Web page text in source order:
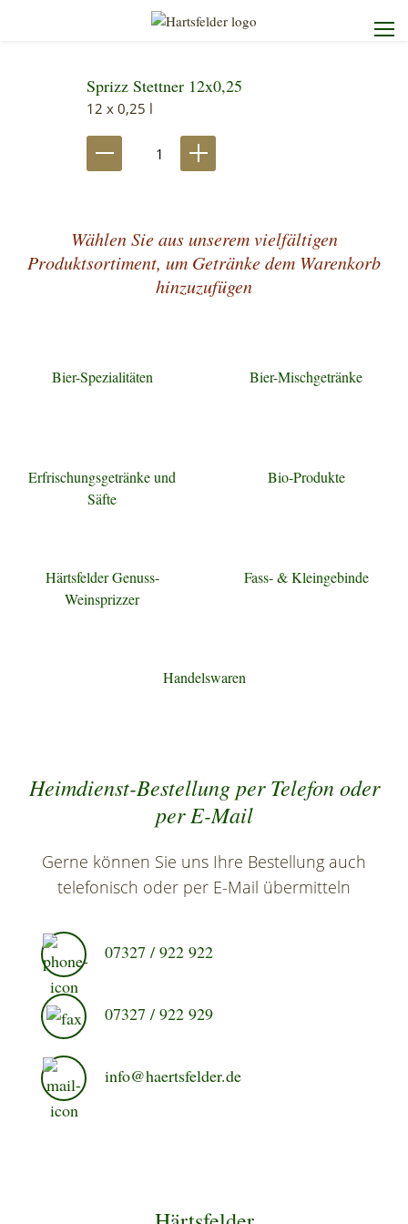
Startseite
Die Brauerei
Unser Service
Sprizz Stettner 12x0,25
12 x 0,25 l
Wählen Sie aus unserem vielfältigen
Produktsortiment, um Getränke dem Warenkorb
hinzuzufügen
Bier-Spezialitäten Bier-Mischgetränke
Erfrischungsgetränke und
Säfte
Bio-Produkte
Härtsfelder Genuss-
Weinsprizzer
Fass- & Kleingebinde
Handelswaren
Heimdienst-Bestellung per Telefon oder
per E-Mail
Gerne können Sie uns Ihre Bestellung auch
telefonisch oder per E-Mail übermitteln
07327 / 922 922
07327 / 922 929
info@haertsfelder.de